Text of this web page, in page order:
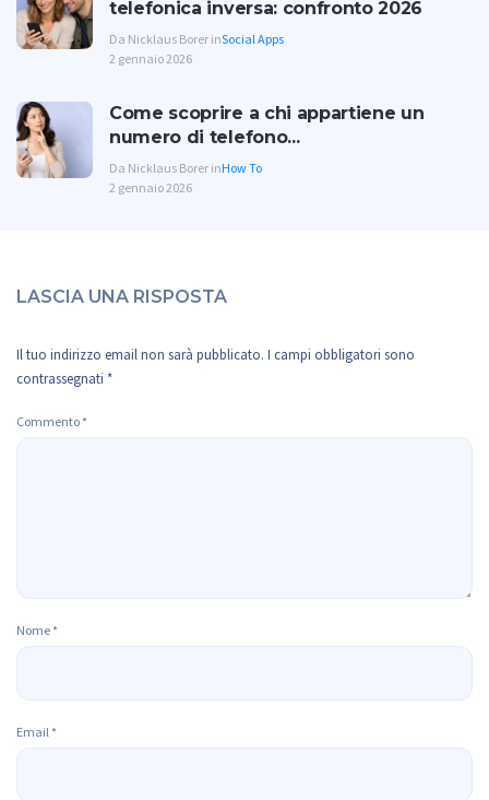
telefonica inversa: confronto 2026
Da Nicklaus Borer inSocial Apps
2 gennaio 2026
Come scoprire a chi appartiene un
numero di telefono...
Da Nicklaus Borer inHow To
2 gennaio 2026
LASCIA UNA RISPOSTA
Il tuo indirizzo email non sarà pubblicato. I campi obbligatori sono
contrassegnati *
Commento *
Nome *
Email *